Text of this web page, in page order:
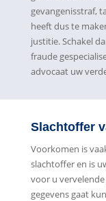
gevangenisstraf,
heeft dus te
justitie. Schakel
fraude
advocaat uw
Slachtoffer
Voorkomen is
slachtoffer en is
voor u
gegevens gaat